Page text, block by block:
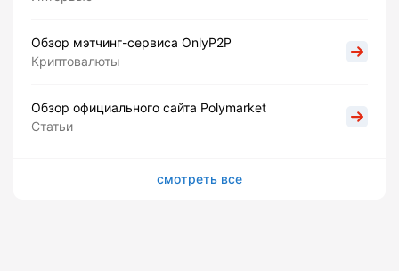
Обзор мэтчинг-сервиса OnlyP2P
Криптовалюты
Обзор официального сайта Polymarket
Статьи
смотреть все